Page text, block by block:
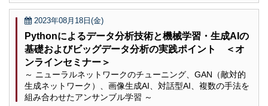
2023年08月18日(金)
Pythonによるデータ分析技術と機械学習・生成AIの
基礎およびビッグデータ分析の実践ポイント ＜オ
ンラインセミナー＞
～ ニューラルネットワークのチューニング、GAN（敵対的
生成ネットワーク）、画像生成AI、対話型AI、複数の手法を
組み合わせたアンサンブル学習 ～